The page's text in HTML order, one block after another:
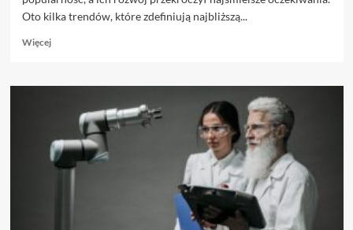
Oto kilka trendów, które zdefiniują najbliższą...
WięcejDowiedz
o
urządzeniach
mobilnych: